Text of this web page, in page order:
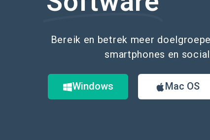
Bereik en betrek meer
smartphones en
Windows Mac OS